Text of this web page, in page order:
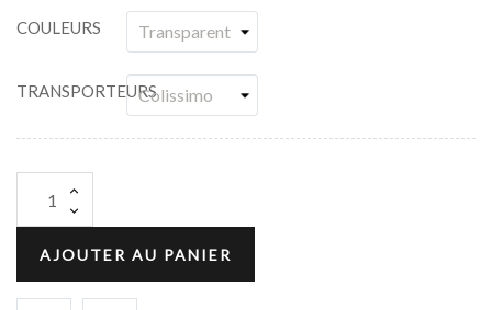
COULEURS
TRANSPORTEURS
AJOUTER AU PANIER